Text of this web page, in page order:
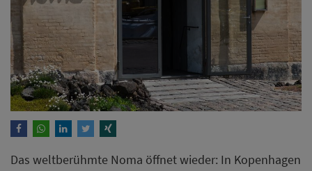
Das weltberühmte Noma öffnet wieder: In Kopenhagen